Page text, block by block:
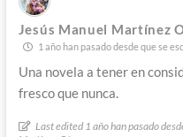
Jesús Manuel Martínez
1 año han pasado desde que se
Una novela a tener en
fresco que nunca.
Last edited 1 año han pasado